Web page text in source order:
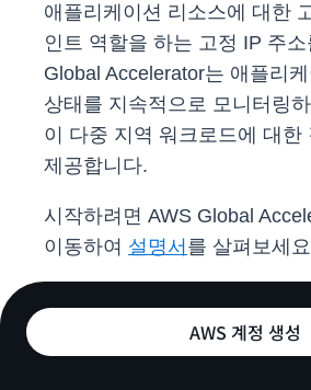
애플리케이션 리소스에 대한
인트 역할을 하는 고정 IP 주
Global Accelerator는 애플리
상태를 지속적으로 모니터링
이 다중 지역 워크로드에 대한
제공합니다.
시작하려면 AWS Global
이동하여 설명서 를 살펴보세
AWS 계정 생성